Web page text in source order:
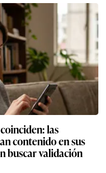
las
contenido en sus
buscar validación